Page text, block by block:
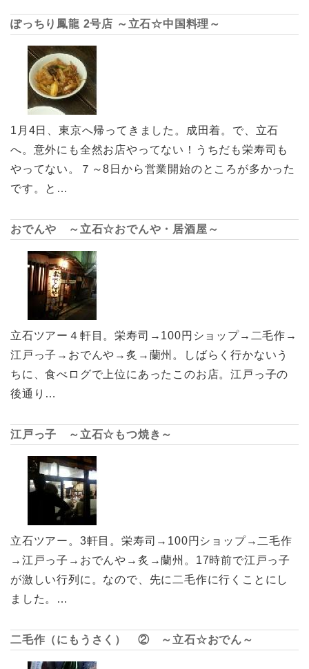
ぽっちり鳳龍 2号店 ～立石☆中国料理～
1月4日、東京へ帰ってきました。成田着。で、立石
へ。意外にも全然お店やってない！うちだも栄寿司も
やってない。７～8日から営業開始のところが多かった
です。と…
おでんや ～立石☆おでんや・居酒屋～
立石ツアー４軒目。栄寿司→100円ショップ→二毛作→
江戸っ子→おでんや→炙→蘭州。しばらく行かないう
ちに、食べログで上位にあったこのお店。江戸っ子の
後通り…
江戸っ子 ～立石☆もつ焼き～
立石ツアー。3軒目。栄寿司→100円ショップ→二毛作
→江戸っ子→おでんや→炙→蘭州。17時前で江戸っ子
が激しい行列に。なので、先に二毛作に行くことにし
ました。…
二毛作（にもうさく） ② ～立石☆おでん～